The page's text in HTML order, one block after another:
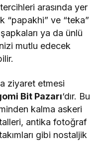
arasında yer
“papakhi” ve “teka”
ya da ünlü
mutlu edecek
ziyaret etmesi
Bit Pazarı‘dır. Bu
kalma askeri
antika fotoğraf
gibi nostaljik